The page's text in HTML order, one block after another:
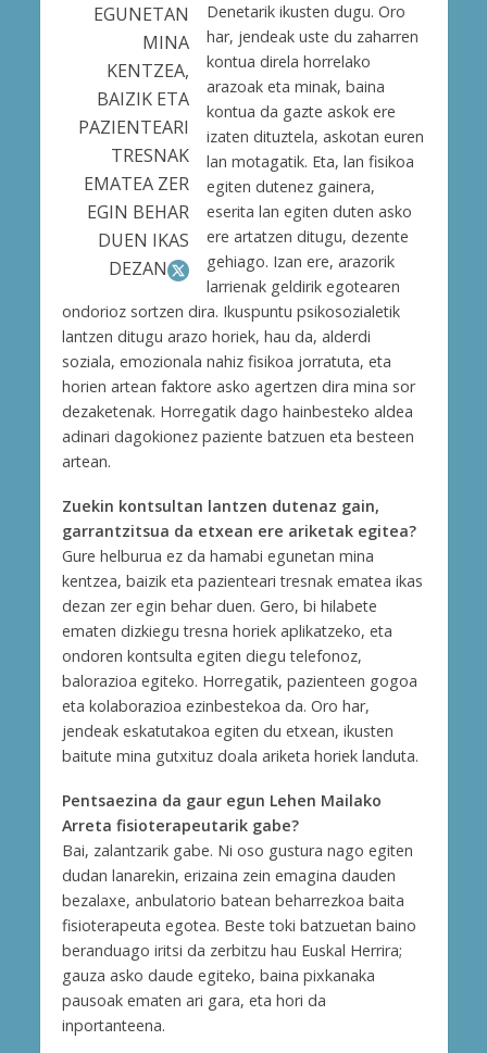
EGUNETAN
MINA
KENTZEA,
BAIZIK ETA
PAZIENTEARI
TRESNAK
EMATEA ZER
EGIN BEHAR
DUEN IKAS
DEZAN
Denetarik ikusten dugu. Oro
har, jendeak uste du zaharren
kontua direla horrelako
arazoak eta minak, baina
kontua da gazte askok ere
izaten dituztela, askotan euren
lan motagatik. Eta, lan fisikoa
egiten dutenez gainera,
eserita lan egiten duten asko
ere artatzen ditugu, dezente
gehiago. Izan ere, arazorik
larrienak geldirik egotearen
ondorioz sortzen dira. Ikuspuntu psikosozialetik
lantzen ditugu arazo horiek, hau da, alderdi
soziala, emozionala nahiz fisikoa jorratuta, eta
horien artean faktore asko agertzen dira mina sor
dezaketenak. Horregatik dago hainbesteko aldea
adinari dagokionez paziente batzuen eta besteen
artean.
Zuekin kontsultan lantzen dutenaz gain,
garrantzitsua da etxean ere ariketak egitea?
Gure helburua ez da hamabi egunetan mina
kentzea, baizik eta pazienteari tresnak ematea ikas
dezan zer egin behar duen. Gero, bi hilabete
ematen dizkiegu tresna horiek aplikatzeko, eta
ondoren kontsulta egiten diegu telefonoz,
balorazioa egiteko. Horregatik, pazienteen gogoa
eta kolaborazioa ezinbestekoa da. Oro har,
jendeak eskatutakoa egiten du etxean, ikusten
baitute mina gutxituz doala ariketa horiek landuta.
Pentsaezina da gaur egun Lehen Mailako
Arreta fisioterapeutarik gabe?
Bai, zalantzarik gabe. Ni oso gustura nago egiten
dudan lanarekin, erizaina zein emagina dauden
bezalaxe, anbulatorio batean beharrezkoa baita
fisioterapeuta egotea. Beste toki batzuetan baino
beranduago iritsi da zerbitzu hau Euskal Herrira;
gauza asko daude egiteko, baina pixkanaka
pausoak ematen ari gara, eta hori da
inportanteena.